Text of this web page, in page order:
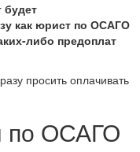
будет
как юрист по ОСАГО
либо предоплат
просить оплачивать
по ОСАГО